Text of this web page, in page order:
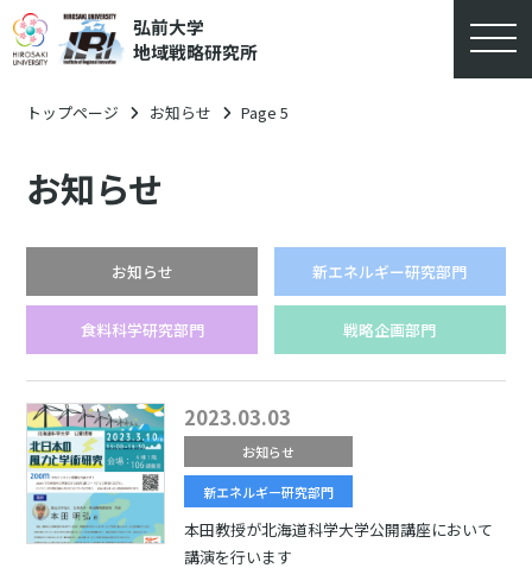
弘前大学
地域戦略研究所
トップページ お知らせ Page 5
お知らせ
お知らせ 新エネルギー研究部門
食料科学研究部門 戦略企画部門
2023.03.03
お知らせ
新エネルギー研究部門
本田教授が北海道科学大学公開講座において
講演を行います